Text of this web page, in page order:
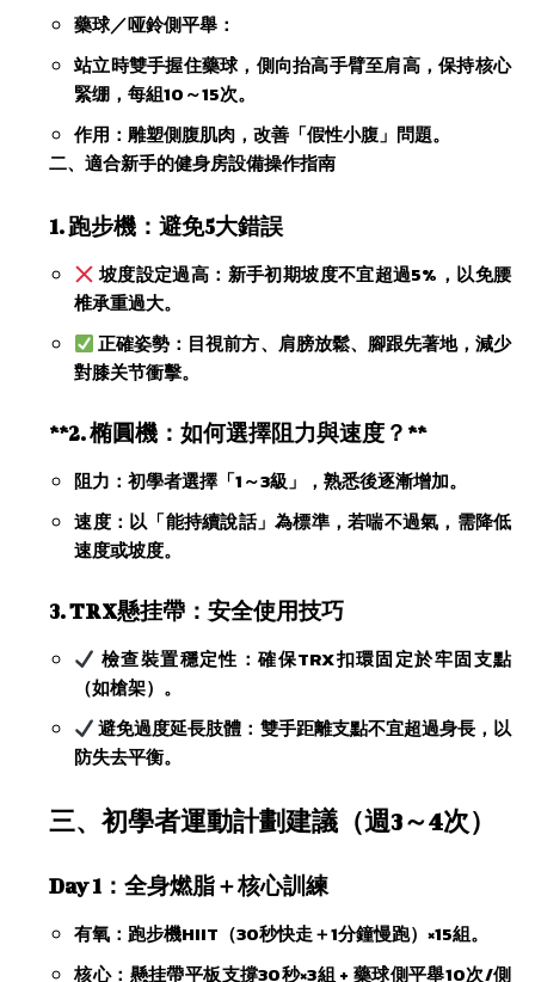
​藥球／哑鈴側平舉：
站立時雙手握住藥球，側向抬高手臂至肩高，保持核心
緊绷，每組10～15次。
​作用：雕塑側腹肌肉，改善「假性小腹」問題。
​二、適合新手的健身房設備操作指南​
​1. 跑步機：避免5大錯誤​
​坡度設定過高：新手初期坡度不宜超過5%，以免腰
椎承重過大。
​正確姿勢：目視前方、肩膀放鬆、腳跟先著地，減少
對膝关节衝擊。
​**2. 椭圓機：如何選擇阻力與速度？**​
​阻力：初學者選擇「1～3級」，熟悉後逐漸增加。
​速度：以「能持續說話」為標準，若喘不過氣，需降低
速度或坡度。
​3. TRX懸挂帶：安全使用技巧​
​檢查裝置穩定性：確保TRX扣環固定於牢固支點
（如槍架）。
​避免過度延長肢體：雙手距離支點不宜超過身長，以
防失去平衡。
​三、初學者運動計劃建議（週3～4次）​​
​Day 1：全身燃脂＋核心訓練​
​有氧：跑步機HIIT（30秒快走＋1分鐘慢跑）×15組。
​核心：懸挂帶平板支撐30秒×3組 + 藥球側平舉10次/側